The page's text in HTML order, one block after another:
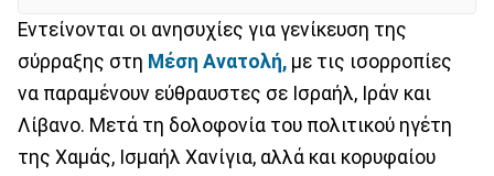
Εντείνονται οι ανησυχίες για γενίκευση της
σύρραξης στη Μέση Ανατολή, με τις ισορροπίες
να παραμένουν εύθραυστες σε Ισραήλ, Ιράν και
Λίβανο. Μετά τη δολοφονία του πολιτικού ηγέτη
της Χαμάς, Ισμαήλ Χανίγια, αλλά και κορυφαίου